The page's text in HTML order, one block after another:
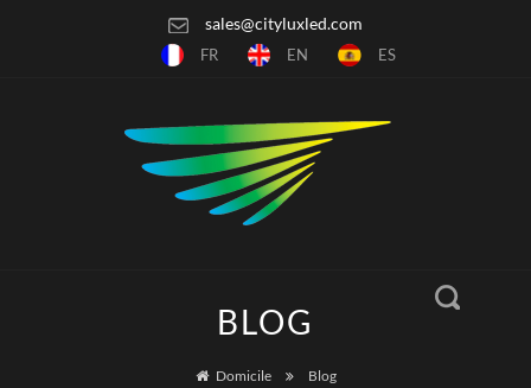
sales@cityluxled.com
FR EN ES
BLOG
Domicile Blog